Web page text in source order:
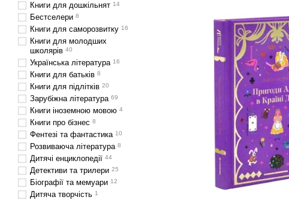
Книги для дошкільнят 14
Бестселери 8
Книги для саморозвитку 16
Книги для молодших
школярів 40
Українська література 16
Книги для батьків 8
Книги для підлітків 20
Зарубіжна література 69
Книги іноземною мовою 4
Книги про бізнес 8
Фентезі та фантастика 10
Розвиваюча література 8
Дитячі енциклопедії 44
Детективи та трилери 25
Біографії та мемуари 12
Дитяча творчість 1